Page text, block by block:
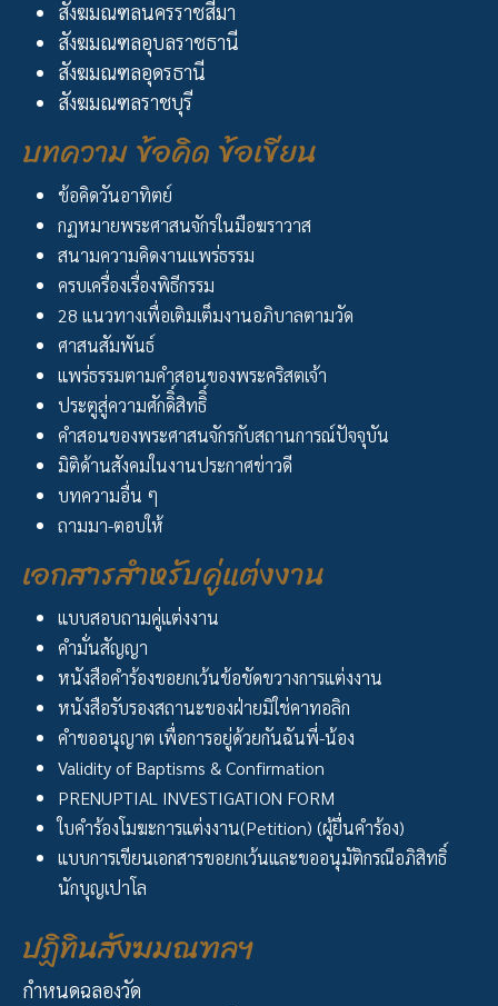
สังฆมณฑลนครราชสีมา
สังฆมณฑลอุบลราชธานี
สังฆมณฑลอุดรธานี
สังฆมณฑลราชบุรี
บทความ ข้อคิด ข้อเขียน
ข้อคิดวันอาทิตย์
กฏหมายพระศาสนจักรในมือฆราวาส
สนามความคิดงานแพร่ธรรม
ครบเครื่องเรื่องพิธีกรรม
28 แนวทางเพื่อเติมเต็มงานอภิบาลตามวัด
ศาสนสัมพันธ์
แพร่ธรรมตามคำสอนของพระคริสตเจ้า
ประตูสู่ความศักดิิ์สิทธิิ์
คำสอนของพระศาสนจักรกับสถานการณ์ปัจจุบัน
มิติด้านสังคมในงานประกาศข่าวดี
บทความอื่น ๆ
ถามมา-ตอบให้
เอกสารสำหรับคู่แต่งงาน
แบบสอบถามคู่แต่งงาน
คำมั่นสัญญา
หนังสือคำร้องขอยกเว้นข้อขัดขวางการแต่งงาน
หนังสือรับรองสถานะของฝ่ายมิใช่คาทอลิก
คำขออนุญาต เพื่อการอยู่ด้วยกันฉันพี่-น้อง
Validity of Baptisms & Confirmation
PRENUPTIAL INVESTIGATION FORM
ใบคำร้องโมฆะการแต่งงาน(Petition) (ผู้ยื่นคำร้อง)
แบบการเขียนเอกสารขอยกเว้นและขออนุมัติกรณีอภิสิทธิ์
นักบุญเปาโล
ปฏิทินสังฆมณฑลฯ
กำหนดฉลองวัด